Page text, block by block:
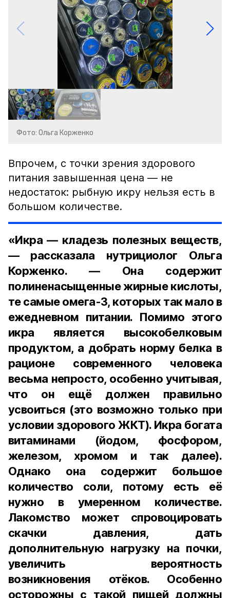
Фото: Ольга Корженко
Впрочем, с точки зрения здорового
питания завышенная цена — не
недостаток: рыбную икру нельзя есть в
большом количестве.
«Икра — кладезь полезных веществ,
— рассказала нутрициолог Ольга
Корженко. — Она содержит
полиненасыщенные жирные кислоты,
те самые омега-3, которых так мало в
ежедневном питании. Помимо этого
икра является высокобелковым
продуктом, а добрать норму белка в
рационе современного человека
весьма непросто, особенно учитывая,
что он ещё должен правильно
усвоиться (это возможно только при
условии здорового ЖКТ). Икра богата
витаминами (йодом, фосфором,
железом, хромом и так далее).
Однако она содержит большое
количество соли, потому есть её
нужно в умеренном количестве.
Лакомство может спровоцировать
скачки давления, дать
дополнительную нагрузку на почки,
увеличить вероятность
возникновения отёков. Особенно
осторожны с такой пищей должны